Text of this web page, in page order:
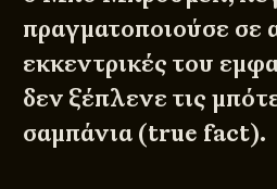
πραγματοποιούσε σε
εκκεντρικές του
δεν ξέπλενε τις
σαμπάνια (true fact).